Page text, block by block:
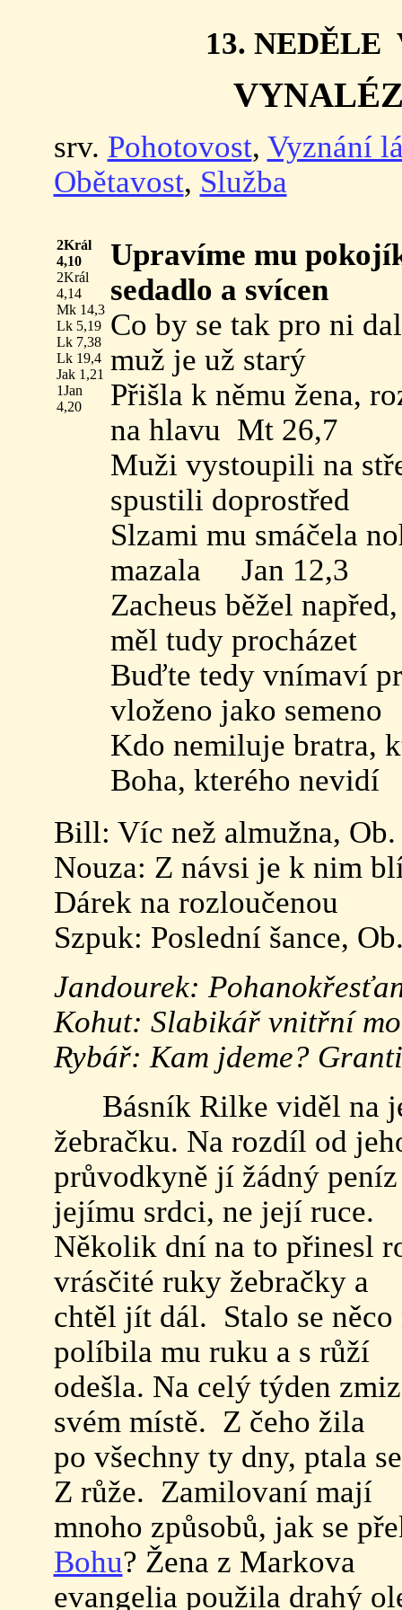
13.
srv. Pohotovost, Vyznání
Obětavost, Služba
2Král
4,10
2Král
4,14
Mk 14,3
Lk 5,19
Lk 7,38
Lk 19,4
Jak 1,21
1Jan
4,20
Upravíme mu
sedadlo a svícen
Co by se tak pro ni
muž je už starý
Přišla k němu žena,
na hlavu Mt 26,7
Muži vystoupili na
spustili doprostřed
Slzami mu smáčela
mazala Jan 12,3
Zacheus běžel
měl tudy procházet
Buďte tedy vnímaví
vloženo jako semeno
Kdo nemiluje bratra,
Boha, kterého nevidí
Bill: Víc než almužna,
Nouza: Z návsi je k nim
Dárek na rozloučenou
Szpuk: Poslední šance,
Jandourek:
Kohut: Slabikář vnitřní
Rybář: Kam jdeme?
Básník Rilke viděl na
žebračku. Na rozdíl od
průvodkyně jí žádný
jejímu srdci, ne její ruce.
Několik dní na to přinesl
vrásčité ruky žebračky a
chtěl jít dál. Stalo se něco
políbila mu ruku a s růží
odešla. Na celý týden
svém místě. Z čeho žila
po všechny ty dny, ptala
Z růže. Zamilovaní mají
mnoho způsobů, jak se
Bohu? Žena z Markova
evangelia použila drahý